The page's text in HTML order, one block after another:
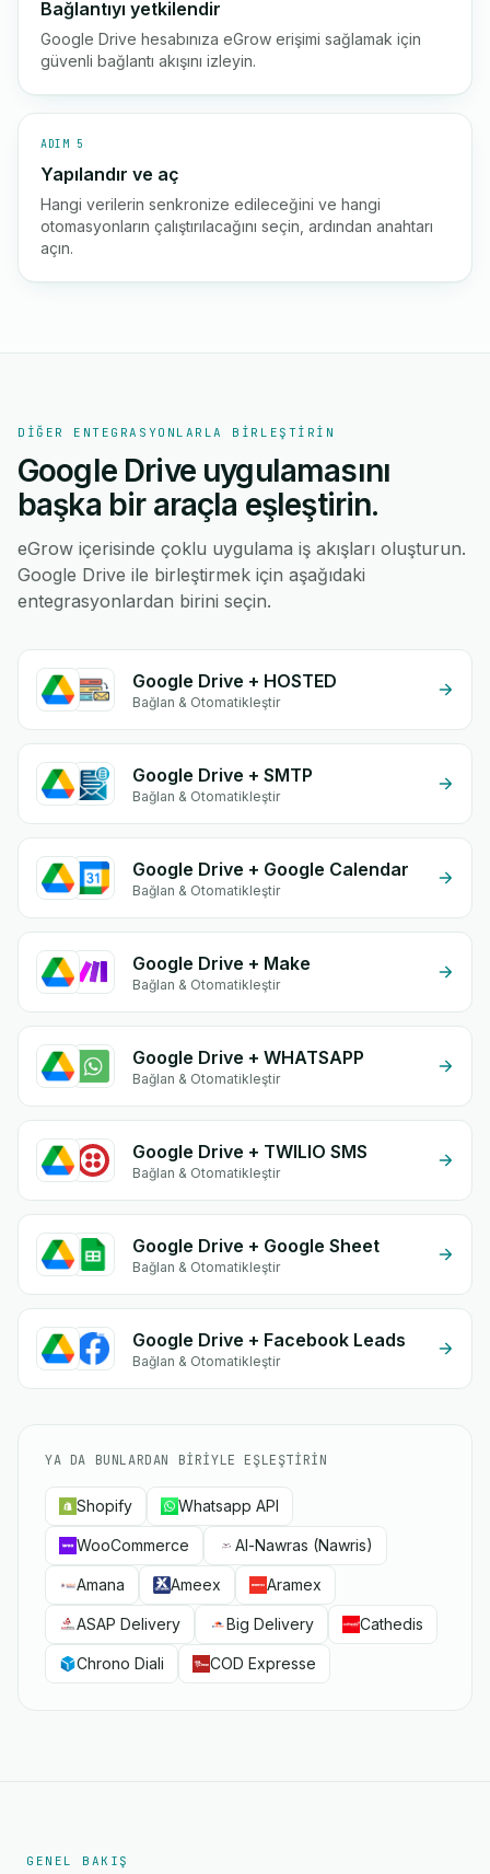
Bağlantıyı yetkilendir
Google Drive hesabınıza eGrow erişimi sağlamak için
güvenli bağlantı akışını izleyin.
ADIM 5
Yapılandır ve aç
Hangi verilerin senkronize edileceğini ve hangi
otomasyonların çalıştırılacağını seçin, ardından anahtarı
açın.
DIĞER ENTEGRASYONLARLA BIRLEŞTIRIN
Google Drive uygulamasını
başka bir araçla eşleştirin.
eGrow içerisinde çoklu uygulama iş akışları oluşturun.
Google Drive ile birleştirmek için aşağıdaki
entegrasyonlardan birini seçin.
Google Drive + HOSTED
Bağlan & Otomatikleştir
Google Drive + SMTP
Bağlan & Otomatikleştir
Google Drive + Google Calendar
Bağlan & Otomatikleştir
Google Drive + Make
Bağlan & Otomatikleştir
Google Drive + WHATSAPP
Bağlan & Otomatikleştir
Google Drive + TWILIO SMS
Bağlan & Otomatikleştir
Google Drive + Google Sheet
Bağlan & Otomatikleştir
Google Drive + Facebook Leads
Bağlan & Otomatikleştir
YA DA BUNLARDAN BIRIYLE EŞLEŞTIRIN
Shopify Whatsapp API
WooCommerce Al-Nawras (Nawris)
Amana Ameex Aramex
ASAP Delivery Big Delivery Cathedis
Chrono Diali COD Expresse
GENEL BAKIŞ